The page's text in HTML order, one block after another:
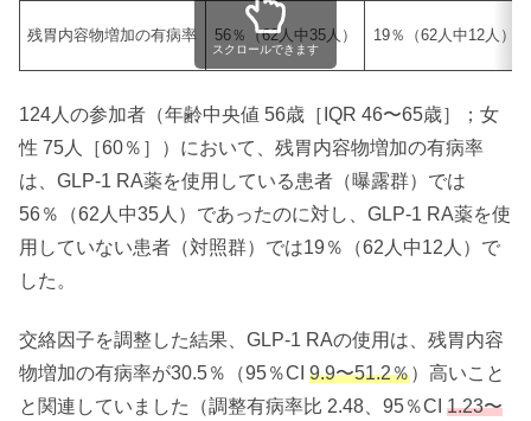
残胃内容物増加の有病率 56％（62人中35人） 19％（62人中12人）
スクロールできます
124人の参加者（年齢中央値 56歳［IQR 46〜65歳］；女
性 75人［60％］）において、残胃内容物増加の有病率
は、GLP-1 RA薬を使用している患者（曝露群）では
56％（62人中35人）であったのに対し、GLP-1 RA薬を使
用していない患者（対照群）では19％（62人中12人）で
した。
交絡因子を調整した結果、GLP-1 RAの使用は、残胃内容
物増加の有病率が30.5％（95％CI 9.9〜51.2％）高いこと
と関連していました（調整有病率比 2.48、95％CI 1.23〜